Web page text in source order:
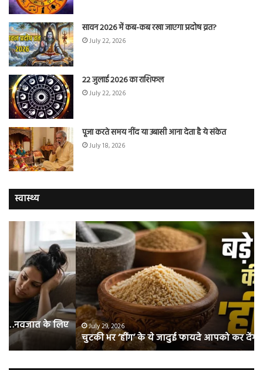
सावन 2026 में कब-कब रखा जाएगा प्रदोष व्रत?
July 22, 2026
22 जुलाई 2026 का राशिफल
July 22, 2026
पूजा करते समय नींद या उबासी आना देता है ये संकेत
July 18, 2026
स्वास्थ्य
‘हींग’
ये
जादुई
फायदे
कर
देंगे
हैरान
July 29, 2026
चुटकी भर ‘हींग’ के ये जादुई फायदे आपको कर देंगे हैरान
ने
कि
भी
हैं